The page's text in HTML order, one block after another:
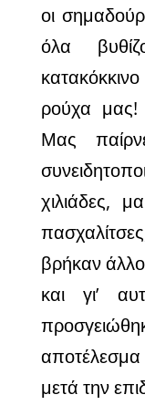
οι
όλα
ρούχα μας!
Μας
χιλιάδες,
βρήκαν
και γι’
μετά την